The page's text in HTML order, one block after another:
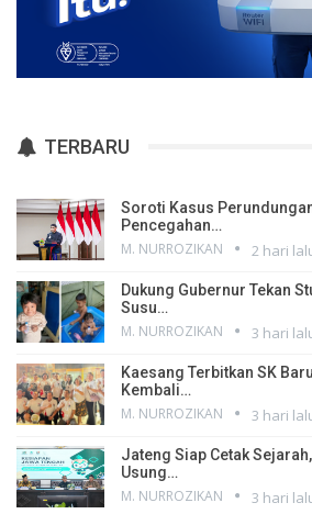
TERBARU
Soroti Kasus
Pencegahan…
M. NURROZIKAN 2 hari
Dukung Gubernur Tekan
Susu…
M. NURROZIKAN 3 hari
Kaesang Terbitkan SK
Kembali…
M. NURROZIKAN 3 hari
Jateng Siap Cetak
Usung…
M. NURROZIKAN 3 hari